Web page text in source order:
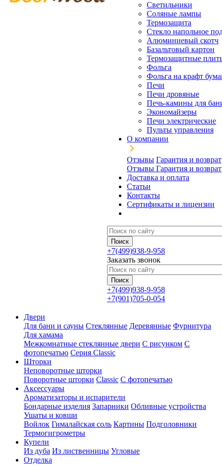
Светильники
Соляные лампы
Термозащита
Стекло напольное
Алюминиевый скотч
Базальтовый картон
Термозащитные
Фольга
Фольга на крафт
Печи
Печи дровяные
Печь-камины для
Экономайзеры
Печи электрические
Пульты управления
О компании
Отзывы Гарантия и возврат
Отзывы Гарантия и возврат
Доставка и оплата
Статьи
Контакты
Сертификаты и лицензии
+7(499)938-9-958
Заказать звонок
+7(499)938-9-958
+7(901)705-0-054
Двери
Для бани и сауны Стеклянные Деревянные Фурнитура
Для хамама
Межкомнатные стеклянные двери С рисунком С
фотопечатью Серия Classic
Шторки
Неповоротные шторки
Поворотные шторки Classic С фотопечатью
Аксессуары
Ароматизаторы и испарители
Бондарные изделия Запарники Обливные устройства
Ушаты и ковши
Войлок Гималайская соль Картины Подголовники
Термогигрометры
Купели
Из дуба Из лиственницы Угловые
Отделка